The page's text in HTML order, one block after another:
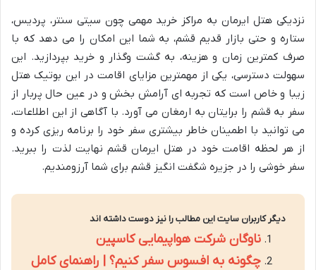
نزدیکی هتل ایرمان به مراکز خرید مهمی چون سیتی سنتر، پردیس،
ستاره و حتی بازار قدیم قشم، به شما این امکان را می دهد که با
صرف کمترین زمان و هزینه، به گشت وگذار و خرید بپردازید. این
سهولت دسترسی، یکی از مهمترین مزایای اقامت در این بوتیک هتل
زیبا و خاص است که تجربه ای آرامش بخش و در عین حال پربار از
سفر به قشم را برایتان به ارمغان می آورد. با آگاهی از این اطلاعات،
می توانید با اطمینان خاطر بیشتری سفر خود را برنامه ریزی کرده و
از هر لحظه اقامت خود در هتل ایرمان قشم نهایت لذت را ببرید.
سفر خوشی را در جزیره شگفت انگیز قشم برای شما آرزومندیم.
دیگر کاربران سایت این مطالب را نیز دوست داشته اند
ناوگان شرکت هواپیمایی کاسپین
چگونه به افسوس سفر کنیم؟ | راهنمای کامل